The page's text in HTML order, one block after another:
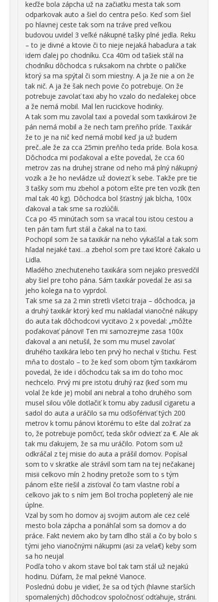
keďže bola zápcha už na začiatku mesta tak som
odparkovak auto a šiel do centra pešo. Keď som šiel
po hlavnej ceste tak som na tráve pred veľkou
budovou uvidel 3 veľké nákupné tašky plné jedla. Reku
– to je divné a ktovie či to nieje nejaká habaďura a tak
idem ďalej po chodníku. Cca 40m od tašiek stál na
chodníku dôchodca s ruksakom na chrbte o paličke
ktorý sa ma spýtal či som miestny. A ja že nie a on že
tak nič. A ja že šak nech povie čo potrebuje. On že
potrebuje zavolať taxi aby ho vzalo do neďalekej obce
a že nemá mobil. Mal len rucickove hodinky.
A tak som mu zavolal taxi a povedal som taxikárovi že
pán nemá mobil a že nech tam preňho príde. Taxikár
že to je na nič keď nemá mobil keď ja už budem
preč..ale že za cca 25min preňho teda príde. Bola kosa.
Dôchodca mi poďakoval a ešte povedal, že cca 60
metrov zas na druhej strane od neho má plný nákupný
vozík a že ho nevládze už doviezť k sebe. Takže pre tie
3 tašky som mu zbehol a potom ešte pre ten vozík (ten
mal tak 40 kg). Dôchodca bol šťastný jak blcha, 100x
ďakoval a tak sme sa rozlúčili.
Cca po 45 minútach som sa vracal tou istou cestou a
ten pán tam furt stál a čakal na to taxi.
Pochopil som že sa taxikár na neho vykašľal a tak som
hľadal nejaké taxi…a zbehol som pre taxi ktoré čakalo u
Lidla.
Mladého znechuteneho taxikára som nejako presvedčil
aby šiel pre toho pána. Sám taxikár povedal že asi sa
jeho kolega na to vyprdol.
Tak sme sa za 2 min stretli všetci traja – dôchodca, ja
a druhý taxikár ktorý keď mu nakladal vianočné nákupy
do auta tak dôchodcovi vycitavo 2 x povedal: „môžte
poďakovať pánovi! Ten mi samozrejme zasa 100x
ďakoval a ani netušil, že som mu musel zavolať
druhého taxikára lebo ten prvý ho nechal v štichu. Fest
mňa to dostalo – to že keď som obom tým taxikárom
povedal, že ide i dôchodcu tak sa im do toho moc
nechcelo. Prvý mi pre istotu druhý raz (keď som mu
volal že kde je) mobil ani nebral a toho druhého som
musel silou vôle dotlačiť k tomu aby zadusil cigaretu a
sadol do auta a uráčilo sa mu odšoférivať tých 200
metrov k tomu pánovi ktorému to ešte dal zožrať za
to, že potrebuje pomôcť, teda skôr odviezť za €. Ale ak
tak mu ďakujem, že sa mu uráčilo. Potom som už
odkráčal z tej misie do auta a prášil domov. Popísal
som to v skratke ale strávil som tam na tej nečakanej
misii celkovo mín 2 hodiny pretože som to s tým
pánom ešte riešil a zisťoval čo tam vlastne robí a
celkovo jak to s ním jem Bol trocha popletený ale nie
úplne.
Vzal by som ho domov aj svojim autom ale cez celé
mesto bola zápcha a ponáhľal som sa domov a do
práce. Fakt neviem ako by tam dlho stál a čo by bolo s
tými jeho vianočnými nákupmi (asi za vela€) keby som
sa ho neujal
Podľa toho v akom stave bol tak tam stál už nejakú
hodinu. Dúfam, že mal pekné Vianoce.
Poslednú dobu je vidieť, že sa od tých (hlavne starších
spomalených) dôchodcov spoločnosť odťahuje, stráni.